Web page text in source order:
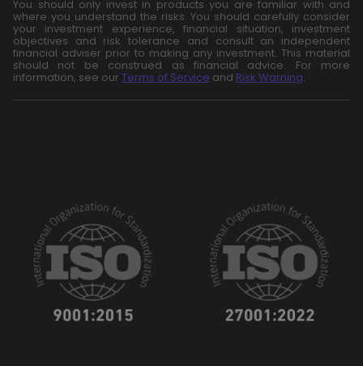
You should only invest in products you are familiar with and
where you understand the risks. You should carefully consider
your investment experience, financial situation, investment
objectives and risk tolerance and consult an independent
financial adviser prior to making any investment. This material
should not be construed as financial advice. For more
information, see our Terms of Service and Risk Warning.